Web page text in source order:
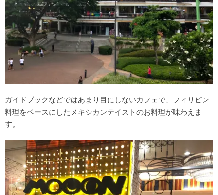
ガイドブックなどではあまり目にしないカフェで、フィリピン
料理をベースにしたメキシカンテイストのお料理が味わえま
す。